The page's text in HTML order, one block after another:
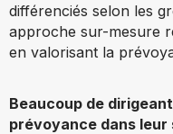
différenciés selon les
approche sur-mesure
en valorisant la
Beaucoup de
prévoyance dans